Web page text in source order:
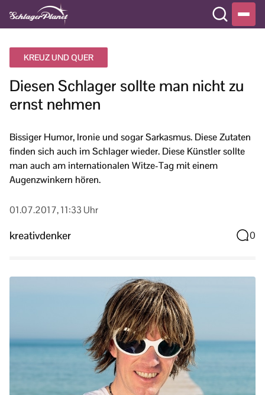
KREUZ UND QUER
Diesen Schlager sollte man nicht zu
ernst nehmen
Bissiger Humor, Ironie und sogar Sarkasmus. Diese Zutaten
finden sich auch im Schlager wieder. Diese Künstler sollte
man auch am internationalen Witze-Tag mit einem
Augenzwinkern hören.
01.07.2017, 11:33 Uhr
kreativdenker 0